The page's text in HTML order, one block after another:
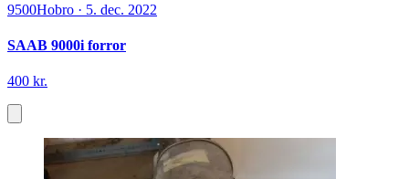
9500Hobro · 5. dec. 2022
SAAB 9000i forror
400 kr.